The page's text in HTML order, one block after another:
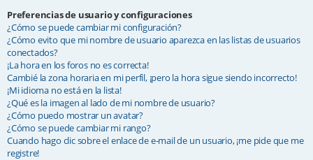
Preferencias de usuario y configuraciones
¿Cómo se puede cambiar mi configuración?
¿Cómo evito que mi nombre de usuario aparezca en las listas de usuarios
conectados?
¡La hora en los foros no es correcta!
Cambié la zona horaria en mi perfil, ¡pero la hora sigue siendo incorrecto!
¡Mi idioma no está en la lista!
¿Qué es la imagen al lado de mi nombre de usuario?
¿Cómo puedo mostrar un avatar?
¿Cómo se puede cambiar mi rango?
Cuando hago clic sobre el enlace de e-mail de un usuario, ¡me pide que me
registre!